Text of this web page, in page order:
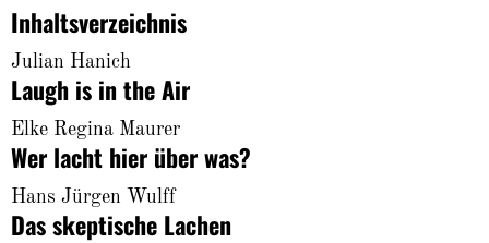
About
Inhaltsverzeichnis
Julian Hanich
Laugh is in the Air
Elke Regina Maurer
Wer lacht hier über was?
Hans Jürgen Wulff
Das skeptische Lachen